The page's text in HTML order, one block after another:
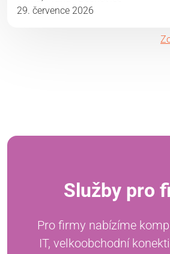
29. července 2026
Služby pro
Pro firmy nabízíme
IT, velkoobchodní